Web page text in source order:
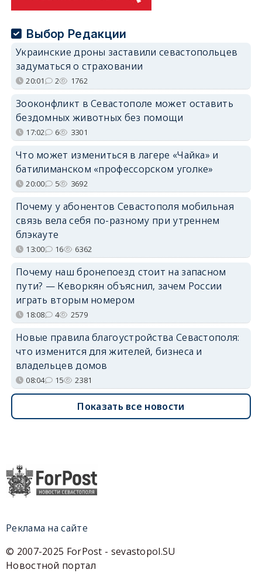
Выбор Редакции
Украинские дроны заставили севастопольцев
задуматься о страховании
20:01 2 1762
Зооконфликт в Севастополе может оставить
бездомных животных без помощи
17:02 6 3301
Что может измениться в лагере «Чайка» и
батилиманском «профессорском уголке»
20:00 5 3692
Почему у абонентов Севастополя мобильная
связь вела себя по-разному при утреннем
блэкауте
13:00 16 6362
Почему наш бронепоезд стоит на запасном
пути? — Кеворкян объяснил, зачем России
играть вторым номером
18:08 4 2579
Новые правила благоустройства Севастополя:
что изменится для жителей, бизнеса и
владельцев домов
08:04 15 2381
Показать все новости
Реклама на сайте
© 2007-2025 ForPost - sevastopol.SU
Новостной портал